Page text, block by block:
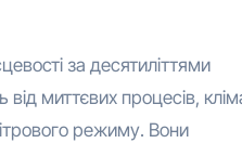
за десятиліттями
миттєвих процесів,
режиму. Вони